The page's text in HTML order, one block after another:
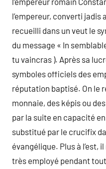
l’empereur, converti
recueilli dans un veut le
du message « In
tu vaincras ). Après sa
symboles officiels des
réputation baptisé. On le
monnaie, des képis ou
par la suite en capacité
substitué par le crucifix
évangélique. Plus à l’est,
très employé pendant